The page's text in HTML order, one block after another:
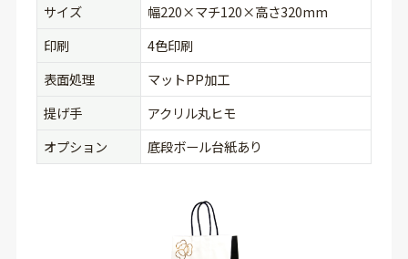
サイズ
幅220×マチ120×高さ320mm
印刷
4色印刷
表面処理
マットPP加工
提げ手
アクリル丸ヒモ
オプション
底段ボール台紙あり